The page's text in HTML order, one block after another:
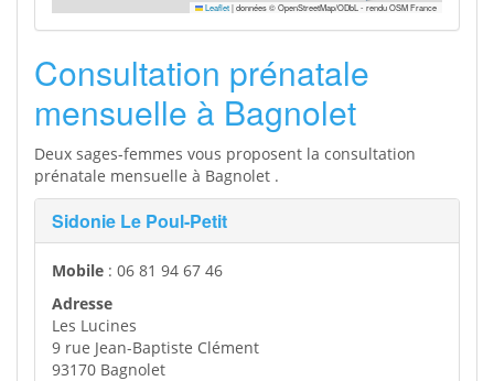
Leaflet|données © OpenStreetMap/ODbL - rendu OSM France
Consultation prénatale
mensuelle à Bagnolet
Deux sages-femmes vous proposent la consultation
prénatale mensuelle à Bagnolet .
Sidonie Le Poul-Petit
Mobile : 06 81 94 67 46
Adresse
Les Lucines
9 rue Jean-Baptiste Clément
93170 Bagnolet